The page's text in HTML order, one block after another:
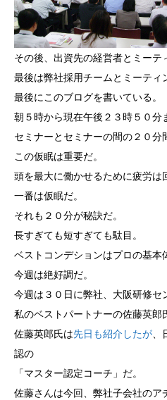
その後、出資先の経営者とミーテ
最後は弊社採用チームとミーティ
最後にこのブログを書いている。
朝５時から現在午後２３時５０分
セミナーとセミナーの間の２０分
この仮眠は重要だ。
頭を最大に働かせるために疲労は
一番は仮眠だ。
それも２０分が秘訣だ。
長すぎても短すぎても駄目。
ベストコンデションはプロの基本
今週は絶好調だ。
今週は３０日に弊社、大阪研修セ
私のベストパートナーの佐藤英郎
佐藤英郎氏は先日も紹介したが
認の
「マスター認定コーチ」だ。
佐藤さんは今回、弊社子会社のア